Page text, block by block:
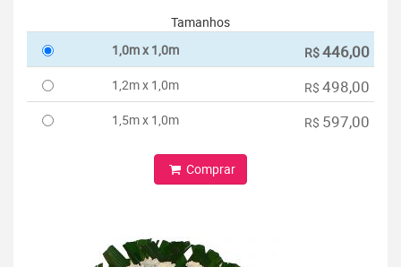
Tamanhos
1,0m x 1,0m
R$446,00
1,2m x 1,0m R$ 498,00
1,5m x 1,0m R$ 597,00
Comprar